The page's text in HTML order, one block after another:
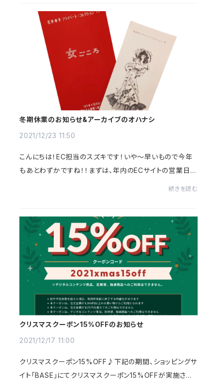
冬期休業のお知らせ&アーカイブのオハナシ
2021/12/23 11:50
こんにちは！EC担当のスズキです！いや～早いもので今年
もあとわずかですね！！まずは、年内のECサイトの営業日の
続きを読む
クリスマスクーポン15%OFFのお知らせ
2021/12/17 11:00
クリスマスクーポン15%OFF♪下記の期間、ショッピングサ
イト「BASE」にてクリスマスクーポン15%OFFが実施され